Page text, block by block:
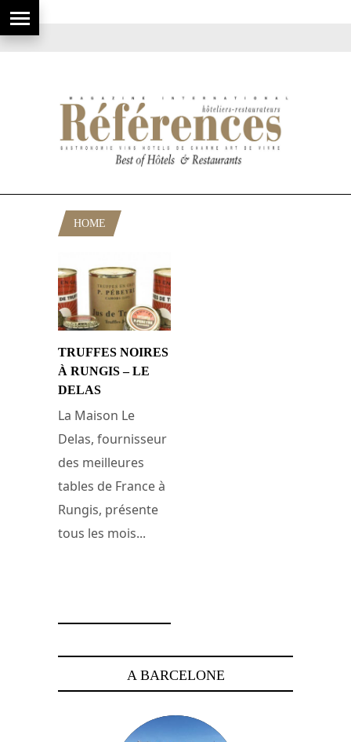
HOME
TRUFFES NOIRES
À RUNGIS – LE
DELAS
La Maison Le
Delas, fournisseur
des meilleures
tables de France à
Rungis, présente
tous les mois...
A BARCELONE